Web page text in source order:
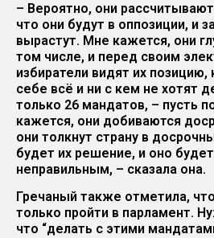
– Вероятно, они
что они будут в оппозиции, и
вырастут. Мне кажется, они
том числе, и перед своим
избиратели видят их позицию,
себе всё и ни с кем не хотят
только 26 мандатов, – пусть
кажется, они добиваются
они толкнут страну в
будет их решение, и оно
неправильным, – сказала она.
Гречаный также отметила,
только пройти в парламент.
что “делать с этими